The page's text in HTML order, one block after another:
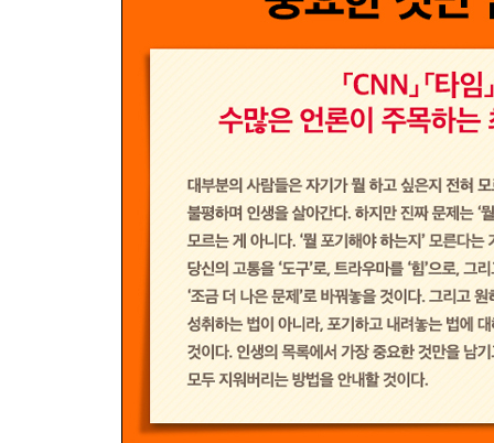
[추천사]